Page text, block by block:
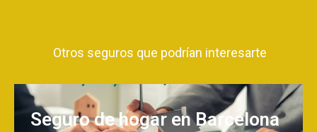
Otros seguros que podrían interesarte
Seguro de hogar en Barcelona